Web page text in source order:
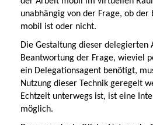
unabhängig von der Frage, ob
mobil ist oder nicht.
Die Gestaltung dieser delegierten
Beantwortung der Frage, wieviel
ein Delegationsagent benötigt,
Nutzung dieser Technik geregelt
Echtzeit unterwegs ist, ist eine
möglich.